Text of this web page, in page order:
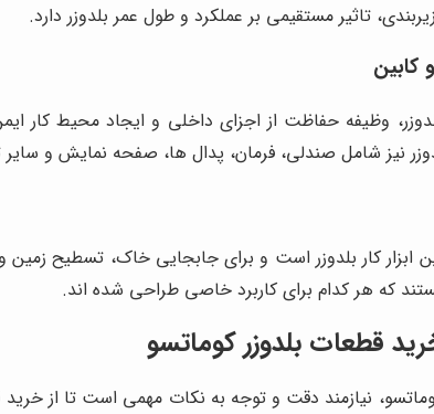
تاثیر مستقیمی بر عملکرد و طول عمر بلدوزر دارد.
کابین
وظیفه حفاظت از اجزای داخلی و ایجاد محیط کار
نیز شامل صندلی، فرمان، پدال ها، صفحه نمایش و
که هر کدام برای کاربرد خاصی طراحی شده اند.
قطعات بلدوزر کوماتسو
نیازمند دقت و توجه به نکات مهمی است تا از